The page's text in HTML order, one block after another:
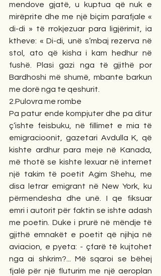
mendove gjatë, u kuptua që nuk e
mirëprite dhe me një biçim parafjale «
di-di » të rrokjezuar para ligjërimit, ia
ktheve: « Di-di, unë s’mbaj rezerva në
stol, ato që kisha i kam hedhur në
fushë. Plasi gazi nga të gjithë por
Bardhoshi më shumë, mbante barkun
me dorë nga te qeshurit.
2.Pulovra me rombe
Pa patur ende kompjuter dhe pa ditur
ç’ishte feisbuku, në fillimet e mia të
emigracioonit, gazetari Avdulla K, që
kishte ardhur para meje në Kanada,
më thotë se kishte lexuar në internet
një takim të poetit Agim Shehu, me
disa letrar emigrant në New York, ku
përmendesha dhe unë. I qe fiksuar
emri i autorit për faktin se ishte adash
me poetin. Duke i prurë në mëndje të
gjithë emnakët e poetit që njihja në
aviacion, e pyeta: - çfarë të kujtohet
nga ai shkrim?... Më sqaroi se bëhej
fjalë për një fluturim me një aeroplan